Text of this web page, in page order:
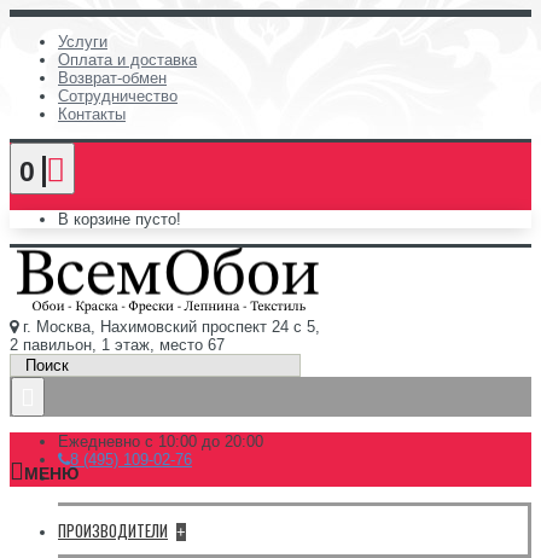
Услуги
Оплата и доставка
Возврат-обмен
Сотрудничество
Контакты
0
В корзине пусто!
г. Москва, Нахимовский проспект 24 с 5,
2 павильон, 1 этаж, место 67
Ежедневно с 10:00 до 20:00
8 (495) 109-02-76
МЕНЮ
ПРОИЗВОДИТЕЛИ +